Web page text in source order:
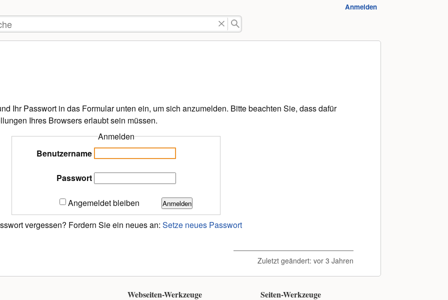
Anmelden
Ihr Passwort in das Formular unten ein, um sich anzumelden. Bitte beachten Sie, dass dafür
Ihres Browsers erlaubt sein müssen.
Anmelden
Benutzername
Passwort
Angemeldet bleiben Anmelden
vergessen? Fordern Sie ein neues an: Setze neues Passwort
Zuletzt geändert: vor 3 Jahren
Webseiten-Werkzeuge Seiten-Werkzeuge